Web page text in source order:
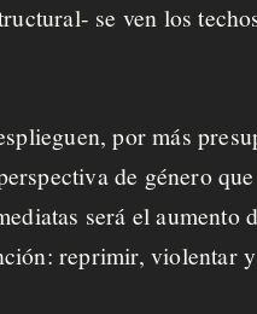
se ven los
por más
de género
será el
reprimir, violentar